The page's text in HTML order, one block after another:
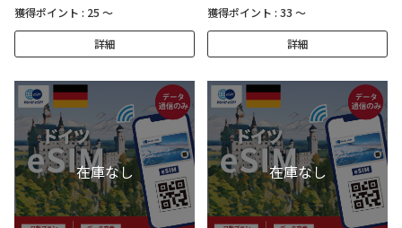
獲得ポイント : 25 ～
詳細
獲得ポイント : 33 ～
詳細